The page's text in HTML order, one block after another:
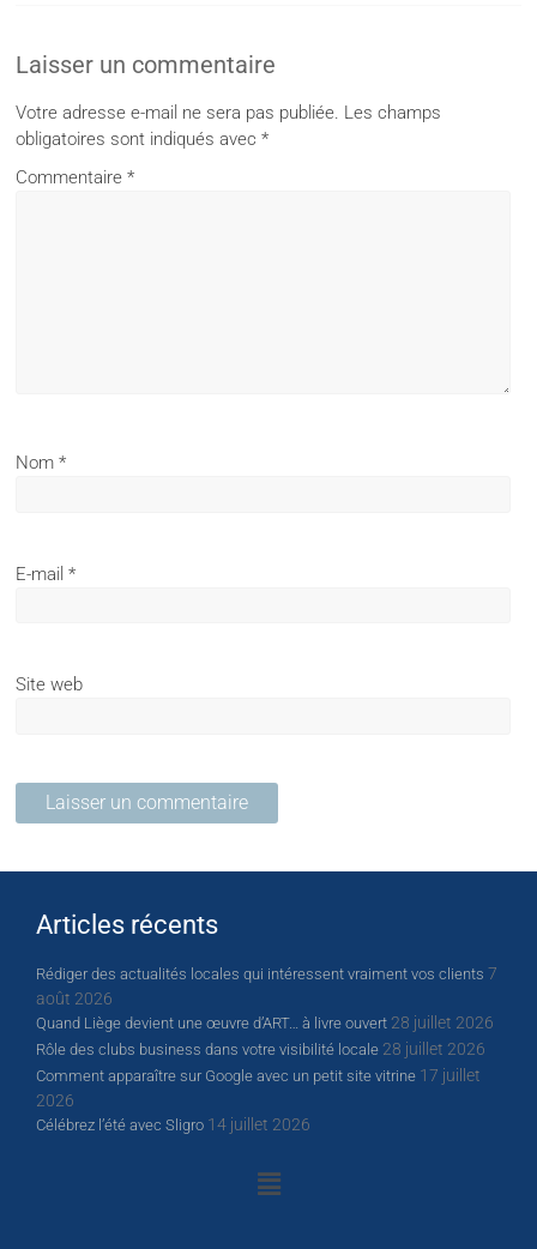
Laisser un commentaire
Votre adresse e-mail ne sera pas publiée. Les champs
obligatoires sont indiqués avec*
Commentaire*
Nom*
E-mail*
Site web
Articles récents
Rédiger des actualités locales qui intéressent vraiment vos clients 7
août 2026
Quand Liège devient une œuvre d’ART… à livre ouvert 28 juillet 2026
Rôle des clubs business dans votre visibilité locale 28 juillet 2026
Comment apparaître sur Google avec un petit site vitrine 17 juillet
2026
Célébrez l’été avec Sligro 14 juillet 2026